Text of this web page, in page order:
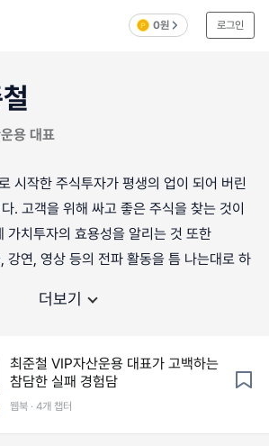
0원 로그인
용 대표
시작한 주식투자가 평생의 업이 되어 버린
. 고객을 위해 싸고 좋은 주식을 찾는 것이
가치투자의 효용성을 알리는 것 또한
강연, 영상 등의 전파 활동을 틈 나는대로 하
더보기
최준철 VIP자산운용 대표가 고백하는
참담한 실패 경험담
웹북 · 4개 챕터